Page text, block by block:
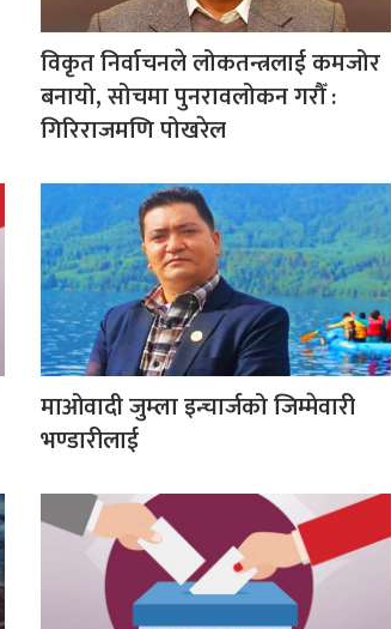
विकृत निर्वाचनले लोकतन्त्रलाई कमजोर
बनायो, सोचमा पुनरावलोकन गरौँ :
गिरिराजमणि पोखरेल
माओवादी जुम्ला इन्चार्जको जिम्मेवारी
भण्डारीलाई